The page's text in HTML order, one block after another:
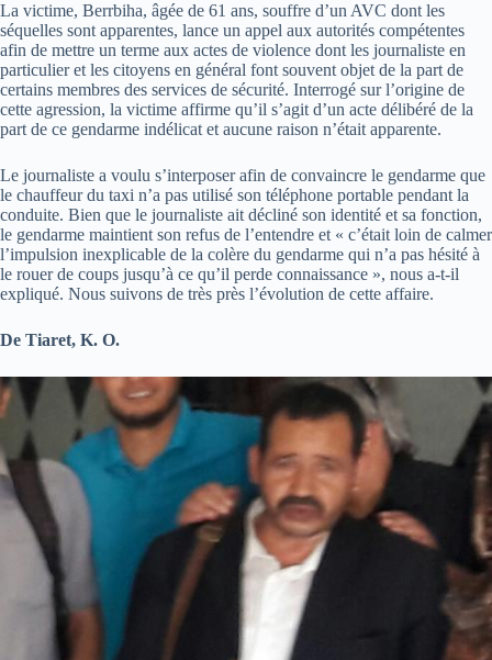
La victime, Berrbiha, âgée de 61 ans, souffre d’un AVC dont les
séquelles sont apparentes, lance un appel aux autorités compétentes
afin de mettre un terme aux actes de violence dont les journaliste en
particulier et les citoyens en général font souvent objet de la part de
certains membres des services de sécurité. Interrogé sur l’origine de
cette agression, la victime affirme qu’il s’agit d’un acte délibéré de la
part de ce gendarme indélicat et aucune raison n’était apparente.
Le journaliste a voulu s’interposer afin de convaincre le gendarme que
le chauffeur du taxi n’a pas utilisé son téléphone portable pendant la
conduite. Bien que le journaliste ait décliné son identité et sa fonction,
le gendarme maintient son refus de l’entendre et « c’était loin de calmer
l’impulsion inexplicable de la colère du gendarme qui n’a pas hésité à
le rouer de coups jusqu’à ce qu’il perde connaissance », nous a-t-il
expliqué. Nous suivons de très près l’évolution de cette affaire.
De Tiaret, K. O.